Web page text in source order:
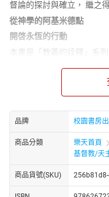
督論的探討與確立， 繼之
從神學的阿基米德點
開啓永恆的行動
本書是「教義的詮釋」系
心教義──基督論作一深入
基督論在整個基督教信仰
謂，在自然界若要舉起世
論恰巧就如同神學中的阿
神學論題；更進一步，最
藉由基督，我們才得以與
論」的探討。而也單單只
品牌 校園書房
商品分類 樂天首頁
基督教/天
商品貨號(SKU)